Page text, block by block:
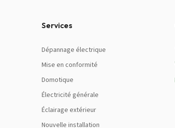
Services
Dépannage électrique
Mise en conformité
Domotique
Électricité générale
Éclairage extérieur
Nouvelle installation